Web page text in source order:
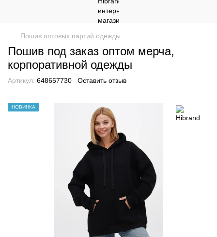
Пошив оптовых партий одежды
Пошив под заказ оптом мерча,
корпоративной одежды
Артикул: 648657730 Оставить отзыв
НОВИНКА